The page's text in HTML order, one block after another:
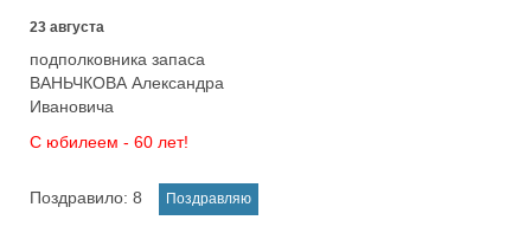
23 августа
подполковника запаса
ВАНЬЧКОВА Александра
Ивановича
С юбилеем - 60 лет!
Поздравило: 8